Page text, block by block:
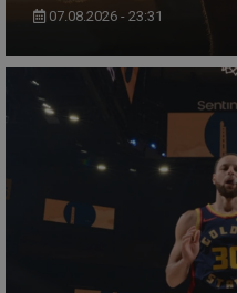
07.08.2026 - 23:31